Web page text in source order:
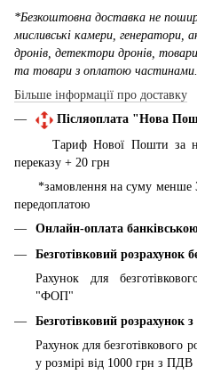
*Безкоштовна доставка не
мисливські камери, генератори,
дронів, детектори дронів,
та товари з оплатою частинами.
Більше інформації про доставку
Післяоплата "Нова
Тариф Нової Пошти за
переказу + 20 грн
*замовлення на суму менше
передоплатою
Онлайн-оплата
Безготівковий розрахунок
Рахунок для
"ФОП"
Безготівковий розрахунок
Рахунок для безготівкового
у розмірі від 1000 грн з ПДВ